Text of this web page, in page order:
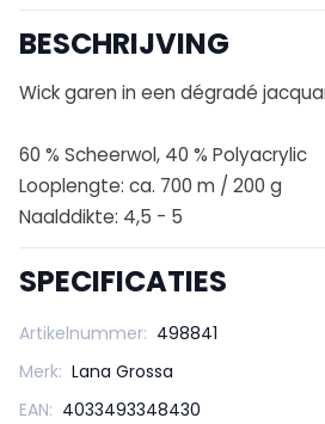
BESCHRIJVING
Wick garen in een dégradé
60 % Scheerwol, 40 % Polyacrylic
Looplengte: ca. 700 m / 200 g
Naalddikte: 4,5 - 5
SPECIFICATIES
Artikelnummer: 498841
Merk: Lana Grossa
EAN: 4033493348430